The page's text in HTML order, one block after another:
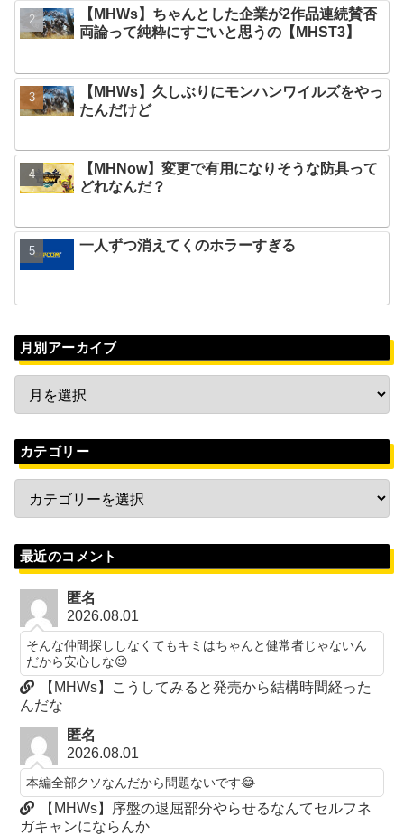
【MHWs】ちゃんとした企業が2作品連続賛否
両論って純粋にすごいと思うの【MHST3】
【MHWs】久しぶりにモンハンワイルズをやっ
たんだけど
【MHNow】変更で有用になりそうな防具って
どれなんだ？
一人ずつ消えてくのホラーすぎる
月別アーカイブ
カテゴリー
最近のコメント
匿名
2026.08.01
そんな仲間探ししなくてもキミはちゃんと健常者じゃないん
だから安心しな😉
【MHWs】こうしてみると発売から結構時間経った
んだな
匿名
2026.08.01
本編全部クソなんだから問題ないです😂
【MHWs】序盤の退屈部分やらせるなんてセルフネ
ガキャンにならんか